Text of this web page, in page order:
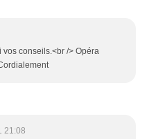
vos conseils.<br /> Opéra
21:08